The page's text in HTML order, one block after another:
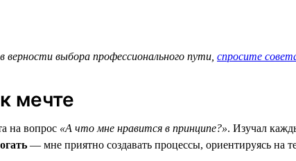
выбора профессионального пути, спросите
мечте
на вопрос «А что мне нравится в принципе?». Изучал
— мне приятно создавать процессы, ориентируясь на